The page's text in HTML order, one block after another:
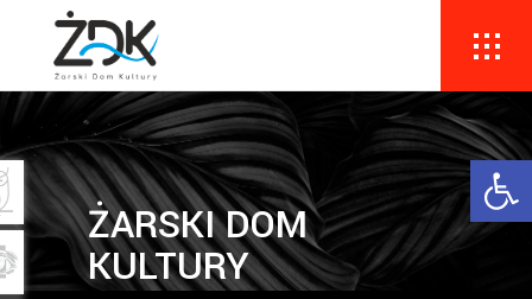
ŻARSKI DOM
KULTURY